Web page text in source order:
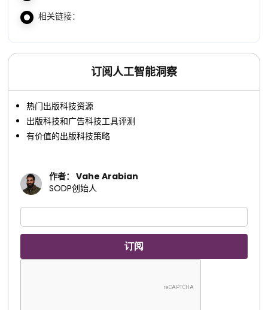
相关链接：
订阅人工智能洞察
热门出版科技资源
出版科技和广告科技工具评测
有价值的出版科技策略
作者： Vahe Arabian
SODP创始人